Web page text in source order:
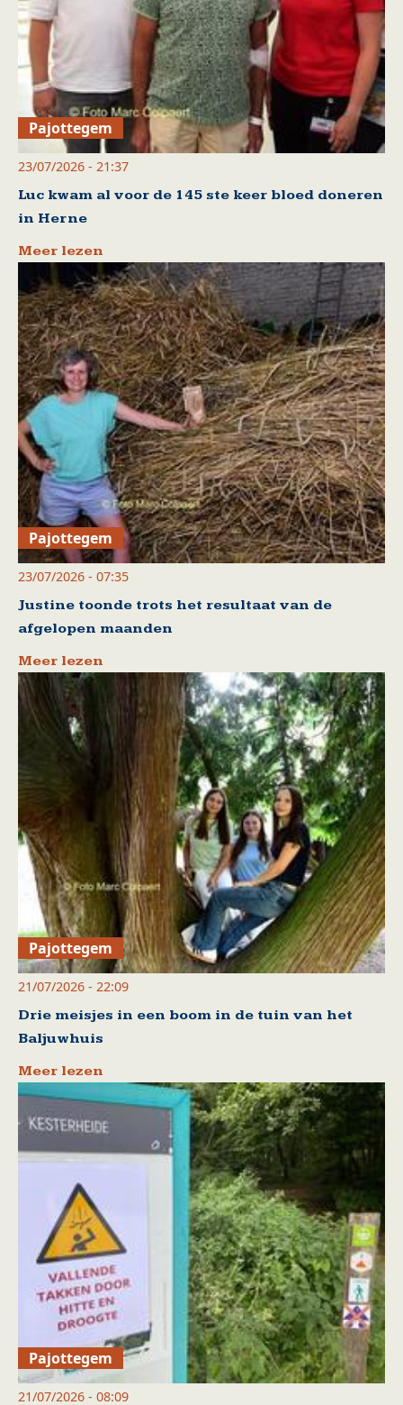
Pajottegem
23/07/2026 - 21:37
Luc kwam al voor de 145 ste keer bloed doneren
in Herne
Meer lezen
Pajottegem
23/07/2026 - 07:35
Justine toonde trots het resultaat van de
afgelopen maanden
Meer lezen
Pajottegem
21/07/2026 - 22:09
Drie meisjes in een boom in de tuin van het
Baljuwhuis
Meer lezen
Pajottegem
21/07/2026 - 08:09